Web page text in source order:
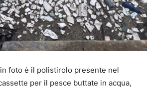
foto è il polistirolo presente nel
per il pesce buttate in acqua,